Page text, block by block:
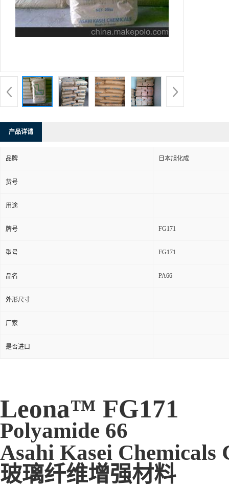
产品详请
品牌 日本旭化成
货号
用途
牌号 FG171
型号 FG171
品名 PA66
外形尺寸
厂家
是否进口
Leona™ FG171
Polyamide 66
Asahi Kasei Chemicals
玻璃纤维增强材料